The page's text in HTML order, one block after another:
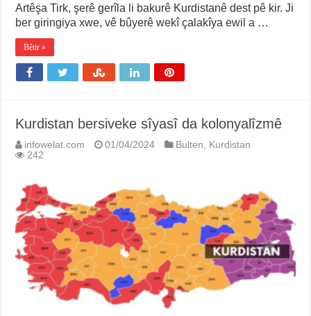
Artêşa Tirk, şerê gerîla li bakurê Kurdistanê dest pê kir. Ji
ber giringiya xwe, vê bûyerê wekî çalakîya ewil a …
Bêtir »
Kurdistan bersiveke sîyasî da kolonyalîzmê
infowelat.com 01/04/2024 Bulten
Kurdistan
242